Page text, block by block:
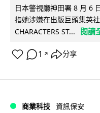
日本警視廳神田署 8 月 6
指她涉嫌在出版巨頭集英
CHARACTERS ST...
閱讀
1 ↗ 分享
商業科技 資訊保安